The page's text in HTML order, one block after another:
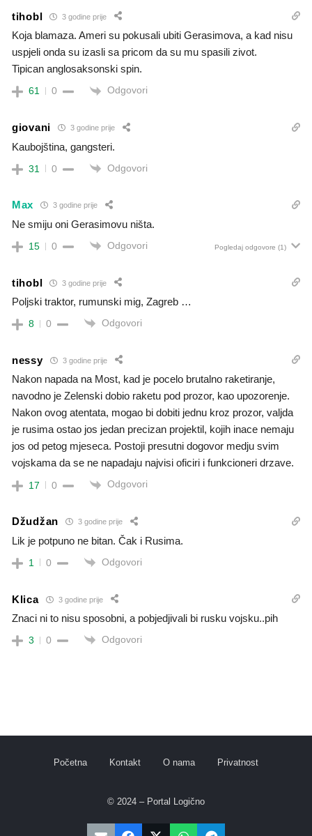
tihobl 3 godine prije
Koja blamaza. Ameri su pokusali ubiti Gerasimova, a kad nisu
uspjeli onda su izasli sa pricom da su mu spasili zivot.
Tipican anglosaksonski spin.
61 0 Odgovori
giovani 3 godine prije
Kaubojština, gangsteri.
31 0 Odgovori
Max 3 godine prije
Ne smiju oni Gerasimovu ništa.
15 0 Odgovori Pogledaj odgovore (1)
tihobl 3 godine prije
Poljski traktor, rumunski mig, Zagreb …
8 0 Odgovori
nessy 3 godine prije
Nakon napada na Most, kad je pocelo brutalno raketiranje,
navodno je Zelenski dobio raketu pod prozor, kao upozorenje.
Nakon ovog atentata, mogao bi dobiti jednu kroz prozor, valjda
je rusima ostao jos jedan precizan projektil, kojih inace nemaju
jos od petog mjeseca. Postoji presutni dogovor medju svim
vojskama da se ne napadaju najvisi oficiri i funkcioneri drzave.
17 0 Odgovori
Džudžan 3 godine prije
Lik je potpuno ne bitan. Čak i Rusima.
1 0 Odgovori
Klica 3 godine prije
Znaci ni to nisu sposobni, a pobjedjivali bi rusku vojsku..pih
3 0 Odgovori
Početna Kontakt O nama Privatnost
© 2024 – Portal Logično